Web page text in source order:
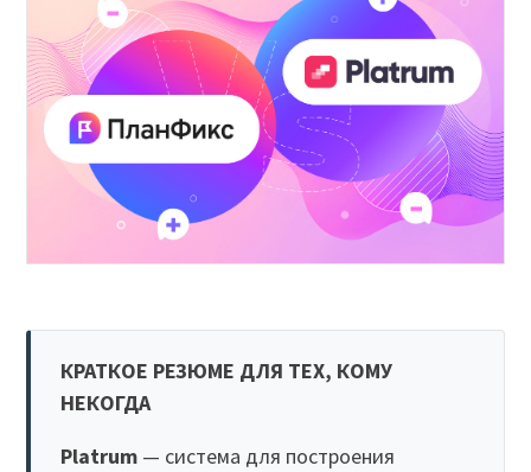
КРАТКОЕ РЕЗЮМЕ ДЛЯ ТЕХ, КОМУ
НЕКОГДА
Platrum — система для построения